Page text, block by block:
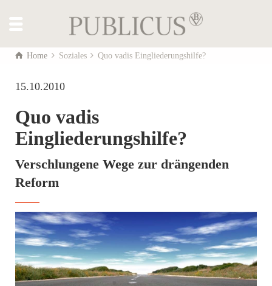
Home Soziales Quo vadis Eingliederungshilfe?
15.10.2010
Quo vadis
Eingliederungshilfe?
Verschlungene Wege zur drängenden
Reform